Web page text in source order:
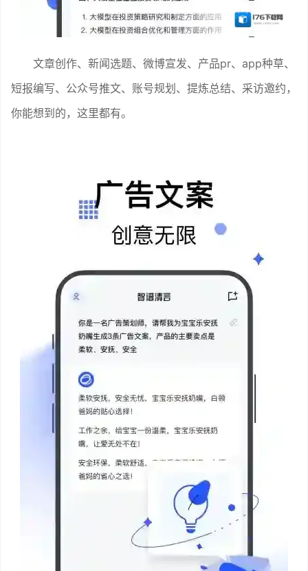
文章创作、新闻选题、微博宣发、产品pr、app种草、
短报编写、公众号推文、账号规划、提炼总结、采访邀约，
你能想到的，这里都有。